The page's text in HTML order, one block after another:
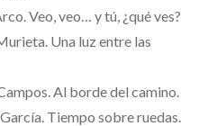
Veo, veo… y tú, ¿qué ves?
Una luz entre las
Al borde del camino.
Tiempo sobre ruedas.